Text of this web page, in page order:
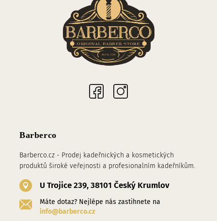
Barberco
Barberco.cz - Prodej kadeřnických a kosmetických
produktů široké veřejnosti a profesionalním kadeřníkům.
U Trojice 239, 38101 Český Krumlov
Máte dotaz? Nejlépe nás zastihnete na
info@barberco.cz